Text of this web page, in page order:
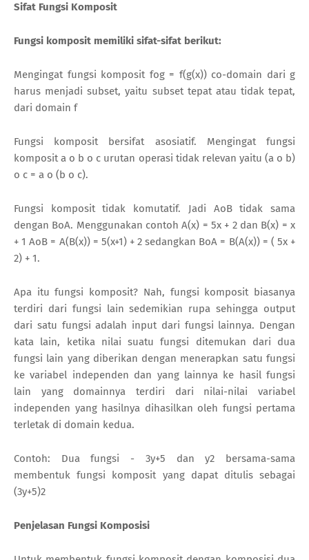
Sifat Fungsi Komposit
Fungsi komposit memiliki sifat-sifat berikut:
Mengingat fungsi komposit fog = f(g(x)) co-domain dari g
harus menjadi subset, yaitu subset tepat atau tidak tepat,
dari domain f
Fungsi komposit bersifat asosiatif. Mengingat fungsi
komposit a o b o c urutan operasi tidak relevan yaitu (a o b)
o c = a o (b o c).
Fungsi komposit tidak komutatif. Jadi AoB tidak sama
dengan BoA. Menggunakan contoh A(x) = 5x + 2 dan B(x) = x
+ 1 AoB = A(B(x)) = 5(x+1) + 2 sedangkan BoA = B(A(x)) = ( 5x +
2) + 1.
Apa itu fungsi komposit? Nah, fungsi komposit biasanya
terdiri dari fungsi lain sedemikian rupa sehingga output
dari satu fungsi adalah input dari fungsi lainnya. Dengan
kata lain, ketika nilai suatu fungsi ditemukan dari dua
fungsi lain yang diberikan dengan menerapkan satu fungsi
ke variabel independen dan yang lainnya ke hasil fungsi
lain yang domainnya terdiri dari nilai-nilai variabel
independen yang hasilnya dihasilkan oleh fungsi pertama
terletak di domain kedua.
Contoh: Dua fungsi - 3y+5 dan y2 bersama-sama
membentuk fungsi komposit yang dapat ditulis sebagai
(3y+5)2
Penjelasan Fungsi Komposisi